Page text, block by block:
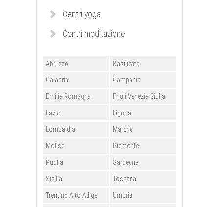
Centri yoga
Centri meditazione
Abruzzo Basilicata
Calabria Campania
Emilia Romagna Friuli Venezia Giulia
Lazio Liguria
Lombardia Marche
Molise Piemonte
Puglia Sardegna
Sicilia Toscana
Trentino Alto Adige Umbria